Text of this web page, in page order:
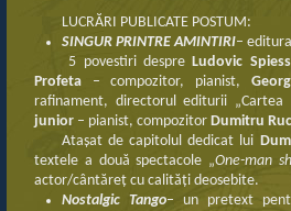
LUCRĂRI PUBLICATE POSTUM:
SINGUR PRINTRE AMINTIRI– editura
5 povestiri despreLudovic Spiess
Profeta – compozitor, pianist,
rafinament, directorul editurii „Cartea
junior – pianist, compozitor Dumitru
Atașat de capitolul dedicat lui
textele a două spectacole „One-man
actor/cântăreț cu calități deosebite.
Nostalgic Tango– un pretext